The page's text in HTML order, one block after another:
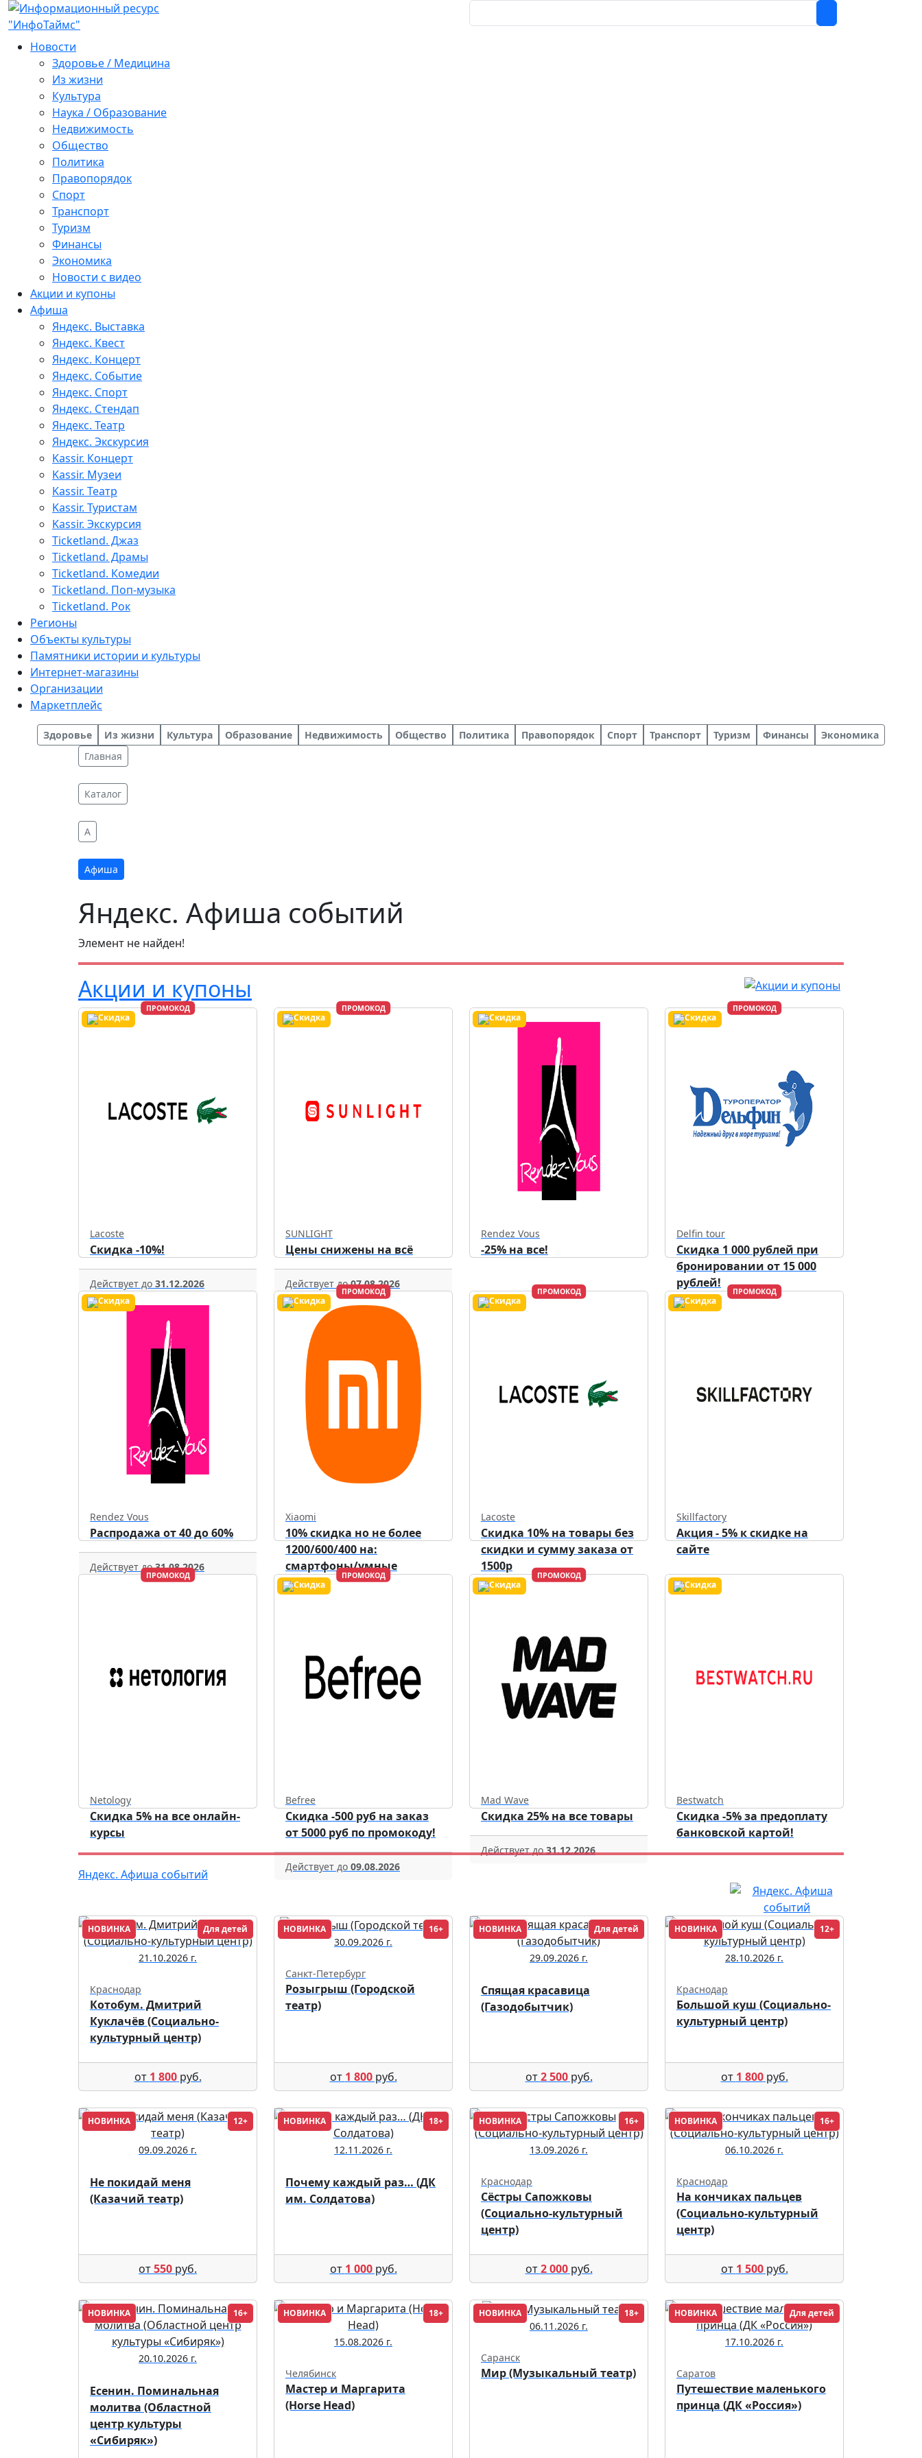
Новости
Здоровье / Медицина
Из жизни
Культура
Наука / Образование
Недвижимость
Общество
Политика
Правопорядок
Спорт
Транспорт
Туризм
Финансы
Экономика
Новости с видео
Акции и купоны
Афиша
Яндекс. Выставка
Яндекс. Квест
Яндекс. Концерт
Яндекс. Событие
Яндекс. Спорт
Яндекс. Стендап
Яндекс. Театр
Яндекс. Экскурсия
Kassir. Концерт
Kassir. Музеи
Kassir. Театр
Kassir. Туристам
Kassir. Экскурсия
Ticketland. Джаз
Ticketland. Драмы
Ticketland. Комедии
Ticketland. Поп-музыка
Ticketland. Рок
Регионы
Объекты культуры
Памятники истории и культуры
Интернет-магазины
Организации
Маркетплейс
Здоровье Из жизни Культура Образование Недвижимость Общество Политика Правопорядок Спорт Транспорт Туризм Финансы
Экономика
Главная
Каталог
A
Афиша
Яндекс. Афиша событий
Элемент не найден!
Акции и купоны
ПРОМОКОД
Lacoste
Скидка -10%!
Действует до 31.12.2026
ПРОМОКОД
SUNLIGHT
Цены снижены на всё
Действует до07.08.2026
Rendez Vous
-25% на все!
ПРОМОКОД
Delfin tour
Скидка 1 000 рублей при
бронировании от 15 000
рублей!
Rendez Vous
Распродажа от 40 до 60%
Действует до31.08.2026
ПРОМОКОД
Xiaomi
10% скидка но не более
1200/600/400 на:
смартфоны/умные
устройства/аксессуары.
ПРОМОКОД
Lacoste
Скидка 10% на товары без
скидки и сумму заказа от
1500р
ПРОМОКОД
Skillfactory
Акция - 5% к скидке на
сайте
ПРОМОКОД
Netology
Скидка 5% на все онлайн-
курсы
ПРОМОКОД
Befree
Скидка -500 руб на заказ
от 5000 руб по промокоду!
Действует до 09.08.2026
ПРОМОКОД
Mad Wave
Скидка 25% на все товары
Действует до31.12.2026
Bestwatch
Скидка -5% за предоплату
банковской картой!
Яндекс. Афиша событий
НОВИНКА Для детей
21.10.2026 г.
Краснодар
Котобум. Дмитрий
Куклачёв (Социально-
культурный центр)
от 1 800руб.
НОВИНКА 16+
30.09.2026 г.
Санкт-Петербург
Розыгрыш (Городской
театр)
от 1 800руб.
НОВИНКА Для детей
29.09.2026 г.
Спящая красавица
(Газодобытчик)
от2 500руб.
НОВИНКА 12+
28.10.2026 г.
Краснодар
Большой куш (Социально-
культурный центр)
от 1 800руб.
НОВИНКА 12+
09.09.2026 г.
Не покидай меня
(Казачий театр)
от550 руб.
НОВИНКА 18+
12.11.2026 г.
Почему каждый раз… (ДК
им. Солдатова)
от 1 000руб.
НОВИНКА 16+
13.09.2026 г.
Краснодар
Сёстры Сапожковы
(Социально-культурный
центр)
от2 000руб.
НОВИНКА 16+
06.10.2026 г.
Краснодар
На кончиках пальцев
(Социально-культурный
центр)
от 1 500руб.
НОВИНКА 16+
20.10.2026 г.
Есенин. Поминальная
молитва (Областной
центр культуры
«Сибиряк»)
НОВИНКА 18+
15.08.2026 г.
Челябинск
Мастер и Маргарита
(Horse Head)
НОВИНКА 18+
06.11.2026 г.
Саранск
Мир (Музыкальный театр)
НОВИНКА Для детей
17.10.2026 г.
Саратов
Путешествие маленького
принца (ДК «Россия»)